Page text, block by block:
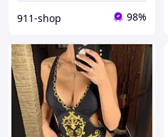
911-shop 98%